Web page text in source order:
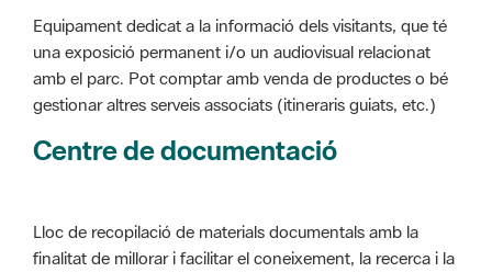
Equipament dedicat a la informació dels visitants, que té
una exposició permanent i/o un audiovisual relacionat
amb el parc. Pot comptar amb venda de productes o bé
gestionar altres serveis associats (itineraris guiats, etc.)
Centre de documentació
Lloc de recopilació de materials documentals amb la
finalitat de millorar i facilitar el coneixement, la recerca i la